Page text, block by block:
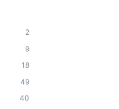
2
9
18
49
40